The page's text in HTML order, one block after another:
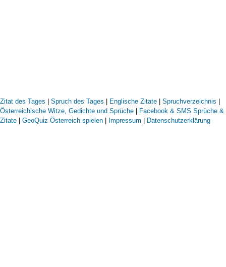
Zitat des Tages | Spruch des Tages | Englische Zitate | Spruchverzeichnis |
Österreichische Witze, Gedichte und Sprüche | Facebook & SMS Sprüche &
Zitate | GeoQuiz Österreich spielen | Impressum | Datenschutzerklärung